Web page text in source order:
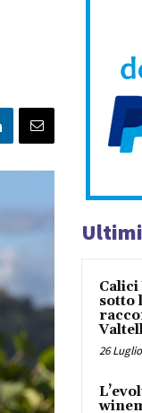
sotto
26